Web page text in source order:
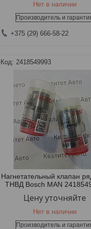
Нет в наличии
Производитель и
+375 (29) 666-58-22
2418549993
Нагнетательный клапан
ТНВД Bosch MAN
Цену уточняйте
Нет в наличии
Производитель и